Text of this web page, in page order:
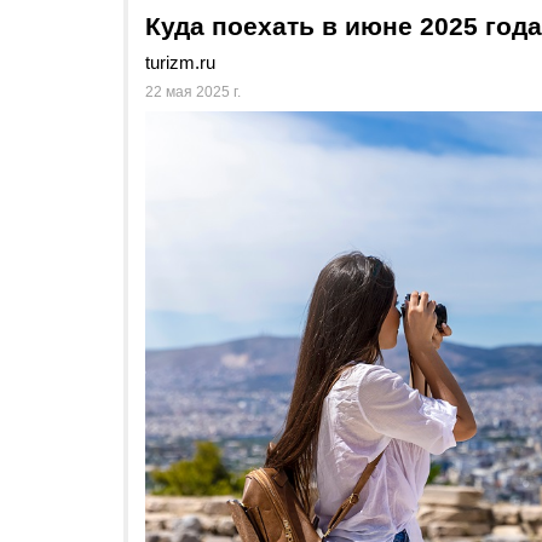
Куда поехать в июне 2025 года
turizm.ru
22 мая 2025 г.